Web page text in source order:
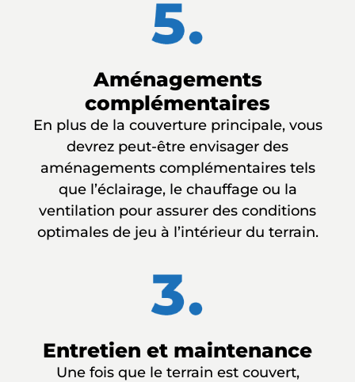
Aménagements
complémentaires
En plus de la couverture principale, vous
devrez peut-être envisager des
aménagements complémentaires tels
que l’éclairage, le chauffage ou la
ventilation pour assurer des conditions
optimales de jeu à l’intérieur du terrain.
Entretien et maintenance
Une fois que le terrain est couvert,